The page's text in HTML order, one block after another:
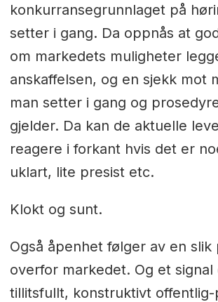
konkurransegrunnlaget på
setter i gang. Da oppnås at
om markedets muligheter
anskaffelsen, og en sjekk mot
man setter i gang og
gjelder. Da kan de aktuelle
reagere i forkant hvis det er
uklart, lite presist etc.
Klokt og sunt.
Også åpenhet følger av en slik
overfor markedet. Og et signal
tillitsfullt, konstruktivt offentlig-